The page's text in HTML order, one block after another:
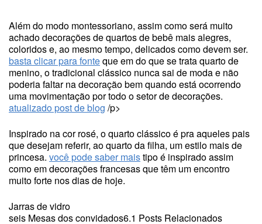
Além do modo montessoriano, assim como será muito
achado decorações de quartos de bebê mais alegres,
coloridos e, ao mesmo tempo, delicados como devem ser.
basta clicar para fonteque em do que se trata quarto de
menino, o tradicional clássico nunca sai de moda e não
poderia faltar na decoração bem quando está ocorrendo
uma movimentação por todo o setor de decorações.
atualizado post de blog /p>
Inspirado na cor rosé, o quarto clássico é pra aqueles pais
que desejam referir, ao quarto da filha, um estilo mais de
princesa. você pode saber maistipo é inspirado assim
como em decorações francesas que têm um encontro
muito forte nos dias de hoje.
Jarras de vidro
seis Mesas dos convidados6.1 Posts Relacionados